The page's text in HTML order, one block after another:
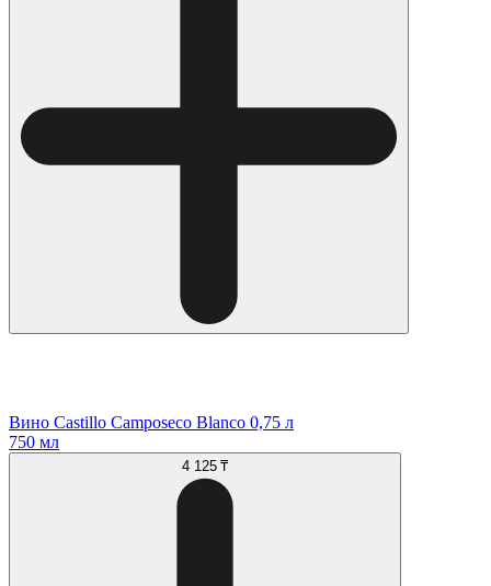
Вино Castillo Camposeco Blanco 0,75 л
750 мл
4 125 ₸